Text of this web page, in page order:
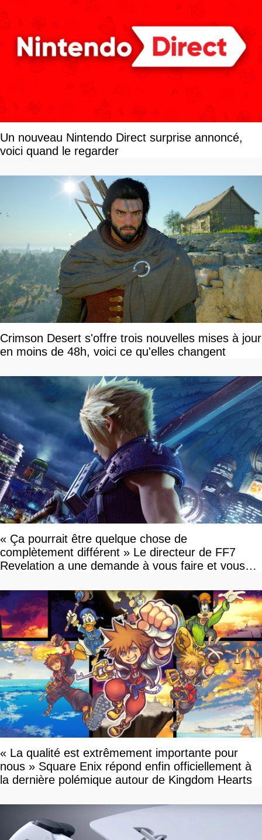
Un nouveau Nintendo Direct surprise annoncé,
voici quand le regarder
Crimson Desert s'offre trois nouvelles mises à jour
en moins de 48h, voici ce qu'elles changent
« Ça pourrait être quelque chose de
complètement différent » Le directeur de FF7
Revelation a une demande à vous faire et vous
« La qualité est extrêmement importante pour
nous » Square Enix répond enfin officiellement à
la dernière polémique autour de Kingdom Hearts